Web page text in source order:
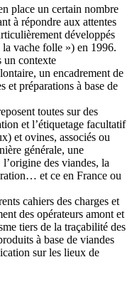
place un certain nombre
à répondre aux attentes
développés
vache folle ») en 1996.
un contexte
un encadrement de
et préparations à base de
toutes sur des
et l’étiquetage facultatif
et ovines, associés ou
générale, une
des viandes, la
et ce en France ou
cahiers des charges et
des opérateurs amont et
tiers de la traçabilité des
à base de viandes
sur les lieux de